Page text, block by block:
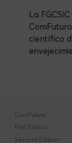
La
científico
ComFuturo
First Edition
Second Edition